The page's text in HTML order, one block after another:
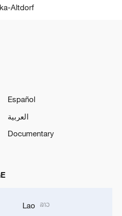
Altdorf
Español
العربية
Documentary
Lao ລາວ